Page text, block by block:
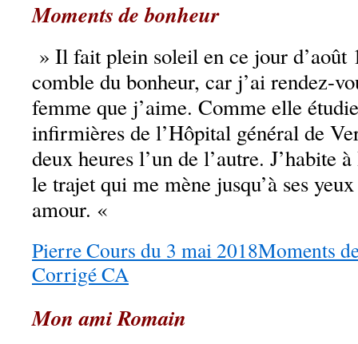
Moments de bonheur
» Il fait plein soleil en ce jour d’août
comble du bonheur, car j’ai rendez-
femme que j’aime. Comme elle
infirmières de l’Hôpital général de
deux heures l’un de l’autre. J’habite
le trajet qui me mène jusqu’à ses
amour. «
Pierre Cours du 3 mai 2018Moments
Corrigé CA
Mon ami Romain